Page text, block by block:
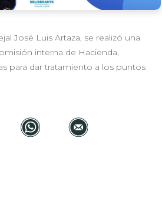
José Luis Artaza, se realizó una
interna de Hacienda,
para dar tratamiento a los puntos